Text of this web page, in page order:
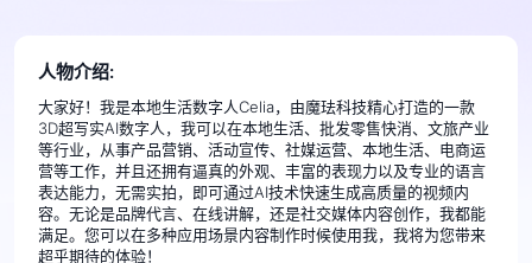
人物介绍:
大家好！我是本地生活数字人Celia，由魔珐科技精心打造的一款
3D超写实AI数字人，我可以在本地生活、批发零售快消、文旅产业
等行业，从事产品营销、活动宣传、社媒运营、本地生活、电商运
营等工作，并且还拥有逼真的外观、丰富的表现力以及专业的语言
表达能力，无需实拍，即可通过AI技术快速生成高质量的视频内
容。无论是品牌代言、在线讲解，还是社交媒体内容创作，我都能
满足。您可以在多种应用场景内容制作时候使用我，我将为您带来
超乎期待的体验！